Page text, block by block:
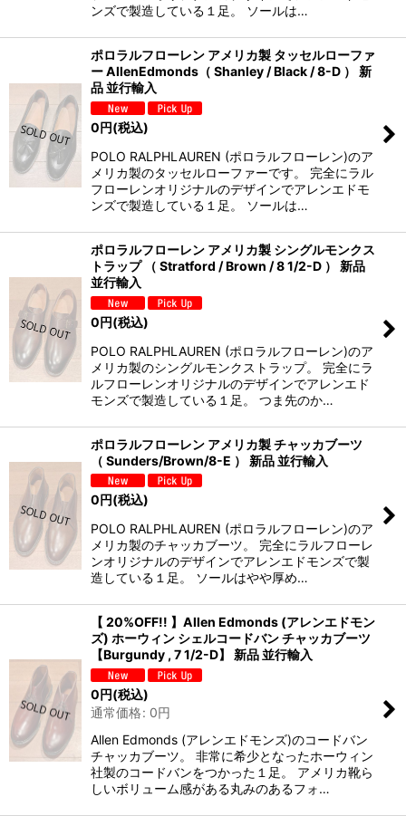
ンズで製造している１足。 ソールは…
ポロラルフローレン アメリカ製 タッセルローファ
ー AllenEdmonds（ Shanley / Black / 8-D ） 新
品 並行輸入
0円(税込)
POLO RALPHLAUREN (ポロラルフローレン)のア
メリカ製のタッセルローファーです。 完全にラル
フローレンオリジナルのデザインでアレンエドモ
ンズで製造している１足。 ソールは…
ポロラルフローレン アメリカ製 シングルモンクス
トラップ （ Stratford / Brown / 8 1/2-D ） 新品
並行輸入
0円(税込)
POLO RALPHLAUREN (ポロラルフローレン)のア
メリカ製のシングルモンクストラップ。 完全にラ
ルフローレンオリジナルのデザインでアレンエド
モンズで製造している１足。 つま先のか…
ポロラルフローレン アメリカ製 チャッカブーツ
（ Sunders/Brown/8-E ） 新品 並行輸入
0円(税込)
POLO RALPHLAUREN (ポロラルフローレン)のア
メリカ製のチャッカブーツ。 完全にラルフローレ
ンオリジナルのデザインでアレンエドモンズで製
造している１足。 ソールはやや厚め…
【 20%OFF!! 】Allen Edmonds (アレンエドモン
ズ) ホーウィン シェルコードバン チャッカブーツ
【Burgundy , 7 1/2-D】 新品 並行輸入
0円(税込)
通常価格: 0円
Allen Edmonds (アレンエドモンズ)のコードバン
チャッカブーツ。 非常に希少となったホーウィン
社製のコードバンをつかった１足。 アメリカ靴ら
しいボリューム感がある丸みのあるフォ…